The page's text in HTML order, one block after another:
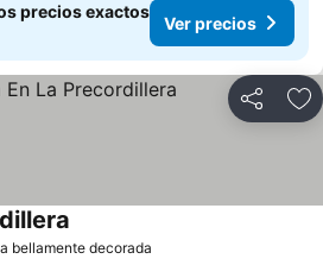
precios exactos
Ver precios
Compartir
bellamente decorada